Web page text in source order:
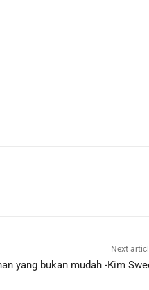
Next
yang bukan mudah -Kim